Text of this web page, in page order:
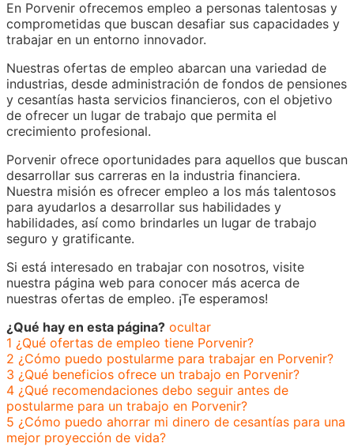
En Porvenir ofrecemos empleo a personas talentosas y
comprometidas que buscan desafiar sus capacidades y
trabajar en un entorno innovador.
Nuestras ofertas de empleo abarcan una variedad de
industrias, desde administración de fondos de pensiones
y cesantías hasta servicios financieros, con el objetivo
de ofrecer un lugar de trabajo que permita el
crecimiento profesional.
Porvenir ofrece oportunidades para aquellos que buscan
desarrollar sus carreras en la industria financiera.
Nuestra misión es ofrecer empleo a los más talentosos
para ayudarlos a desarrollar sus habilidades y
habilidades, así como brindarles un lugar de trabajo
seguro y gratificante.
Si está interesado en trabajar con nosotros, visite
nuestra página web para conocer más acerca de
nuestras ofertas de empleo. ¡Te esperamos!
¿Qué hay en esta página? ocultar
1 ¿Qué ofertas de empleo tiene Porvenir?
2 ¿Cómo puedo postularme para trabajar en Porvenir?
3 ¿Qué beneficios ofrece un trabajo en Porvenir?
4 ¿Qué recomendaciones debo seguir antes de
postularme para un trabajo en Porvenir?
5 ¿Cómo puedo ahorrar mi dinero de cesantías para una
mejor proyección de vida?